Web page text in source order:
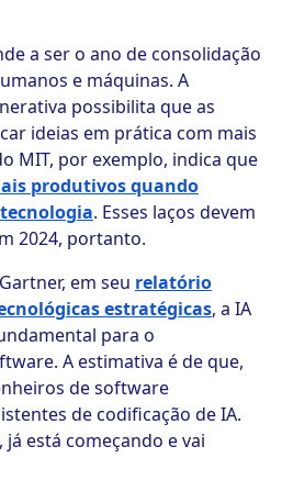
a ser o ano de consolidação
e máquinas. A
possibilita que as
ideias em prática com mais
MIT, por exemplo, indica que
produtivos quando
. Esses laços devem
2024, portanto.
em seu relatório
estratégicas, a IA
para o
A estimativa é de que,
de software
de codificação de IA.
está começando e vai